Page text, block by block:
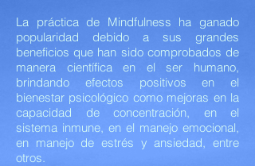
La práctica de Mindfulness ha ganado
popularidad debido a sus grandes
beneficios que han sido comprobados de
manera científica en el ser humano,
brindando efectos positivos en el
bienestar psicológico como mejoras en la
capacidad de concentración, en el
sistema inmune, en el manejo emocional,
en manejo de estrés y ansiedad, entre
otros.